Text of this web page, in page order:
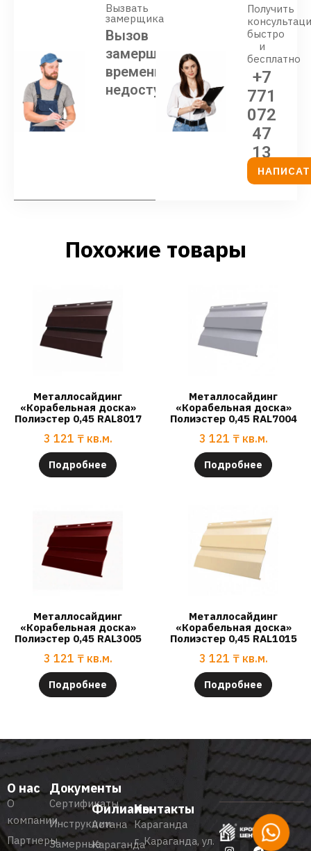
Вызвать
замерщика
Вызов
замерщика
временно
недоступен
Получить
быстро
и
бесплатно
+7
771
072
47
13
Похожие товары
Металлосайдинг
«Корабельная доска»
Полиэстер 0,45 RAL8017
3 121 ₸ кв.м.
Подробнее
Металлосайдинг
«Корабельная доска»
Полиэстер 0,45 RAL7004
3 121 ₸ кв.м.
Подробнее
Металлосайдинг
«Корабельная доска»
Полиэстер 0,45 RAL3005
3 121 ₸ кв.м.
Подробнее
Металлосайдинг
«Корабельная доска»
Полиэстер 0,45 RAL1015
3 121 ₸ кв.м.
Подробнее
О нас
О
компании
Партнеры
Документы
Сертификаты
Инструкции
Замерные
Филиалы
Астана
Караганда
Контакты
Караганда
г. Караганда, ул.